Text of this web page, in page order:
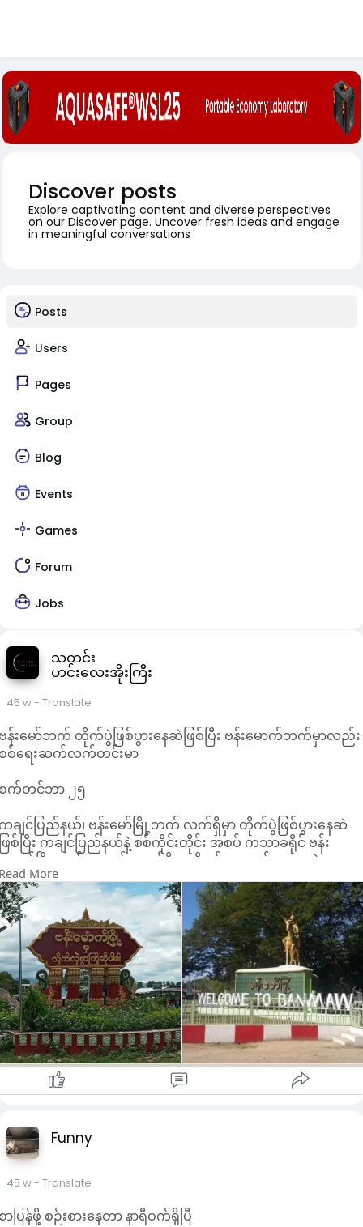
Discover posts
Explore captivating content and diverse perspectives
on our Discover page. Uncover fresh ideas and engage
in meaningful conversations
Posts
Users
Pages
Group
Blog
Events
Games
Forum
Jobs
သတင်း
ဟင်းလေးအိုးကြီး
45 w- Translate
န်းမော်ဘက် တိုက်ပွဲဖြစ်ပွားနေဆဲဖြစ်ပြီး ဗန်းမောက်ဘက်မှာလည်း
စ်ရေးဆက်လက်တင်းမာ
က်တင်ဘာ ၂၅
ချင်ပြည်နယ်၊ ဗန်းမော်မြို့ဘက် လက်ရှိမှာ တိုက်ပွဲဖြစ်ပွားနေဆဲ
ြစ်ပြီး ကချင်ပြည်နယ်နဲ့ စစ်ကိုင်းတိုင်း အစပ် ကသာခရိုင် ဗန်း
ောက်မြို့ဘက်မှာလည်း လက်ရှိအထိ စစ်ရေး တင်းမာနေဆဲ
ြစ်ကြောင်း ဒေသခံတွေဆီက သိရပါတယ်။
ဗန်းမော်ဘက် ဒီနေ့ စက်တင်ဘာလ ၂၅ ရက်နေ့မနက် ပိုင်း
တည်းက Y12 နဲ့ ဗုံးလာကြဲသွားတယ်။ ဗန်းမော်ကို စစ်တပ်က
ကုန်လုံး မသိမ်းသေးပါဘူး။ KIA နဲ့ ပူးပေါင်း တော်လှန်ရေး တပ်ဖွဲ့
ေက နေရာတော်တော်များများ ဆုတ်ထားတယ်။ ဘာ ပစ္စည်း တခုမှ
ျန်မထား ခဲ့ဘူးလို့ သိရပါတယ်" လို့ KIA နဲ့ နီးစပ်သူ တယောက်က
ြောပါတယ်။
ါ့အပြင် စစ်ကိုင်း ကချင် အစပ် စစ်ကိုင်းအထက်ပိုင်း ကသာခရိုင်
န်းမောက်မြို့ဘက်မှာလည်း စစ်ရေး တင်းမာနေဆဲ ဖြစ်ကြောင်း
ေသခံတွေဆီက သိရပါတယ်။
ဗန်းမောက်မြို့ပေါ် လုံးဝ မငြိမ်ဘူး။ တောင်ပိုင်း နဲ့ မြောက်ပိုင်း ငြိမ်
ေသခံ အမျိုးသား တယောက်က ပြောပါတယ်။
မန်နေ့ စက်တင်ဘာ ၂၄ ရက်နေ့ညကလည်း ဗန်းမောက်မြို့နယ်၊
ေသီကျေးရွာအုပ်စု၊ ခမိုးရွာဘက်မှာ လေကြောင်းနဲ့ ဗုံးကြဲသွားတာ
ေညောင်ပင်ပင် စီးမော်ကျေးရွာအုပ်စု၊ ညောင်ပင်သာ ဘက်လည်း
More
Funny
45 w- Translate
ာပြန်ဖို့ စဉ်းစားနေတာ နာရီဝက်ရှိပြီ